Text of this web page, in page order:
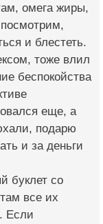
омега жиры,
и блестеть.
тоже влил
беспокойства
еще, а
подарю
и за деньги
буклет со
все их
Если